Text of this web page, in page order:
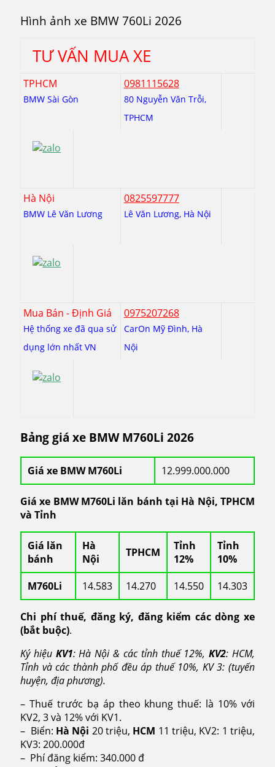
Hình ảnh xe BMW 760Li 2026
TƯ VẤN MUA XE
TPHCM
BMW Sài Gòn
0981115628
80 Nguyễn Văn Trỗi,
TPHCM
Hà Nội
BMW Lê Văn Lương
0825597777
Lê Văn Lương, Hà Nội
Mua Bán - Định Giá
Hệ thống xe đã qua sử
dụng lớn nhất VN
0975207268
CarOn Mỹ Đình, Hà
Nội
Bảng giá xe BMW M760Li 2026
Giá xe BMW M760Li 12.999.000.000
Giá xe BMW M760Li lăn bánh tại Hà Nội, TPHCM
và Tỉnh
Giá lăn
bánh
Hà
Nội
TPHCM
Tỉnh
12%
Tỉnh
10%
M760Li
14.583 14.270 14.550 14.303
Chi phí thuế, đăng ký, đăng kiểm các dòng xe
(bắt buộc).
Ký hiệu KV1: Hà Nội & các tỉnh thuế 12%,KV2: HCM,
Tỉnh và các thành phố đều áp thuế 10%, KV 3: (tuyến
huyện, địa phương).
– Thuế trước bạ áp theo khung thuế: là 10% với
KV2, 3 và 12% với KV1.
– Biển: Hà Nội 20 triệu, HCM 11 triệu, KV2: 1 triệu,
KV3: 200.000đ
– Phí đăng kiểm: 340.000 đ